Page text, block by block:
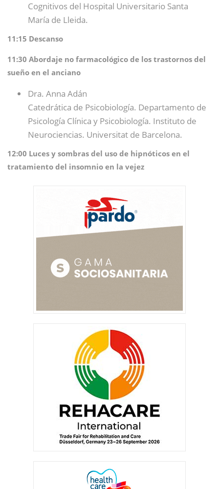
Cognitivos del Hospital Universitario Santa
María de Lleida.
11:15 Descanso
11:30 Abordaje no farmacológico de los trastornos del
sueño en el anciano
Dra. Anna Adán
Catedrática de Psicobiología. Departamento de
Psicología Clínica y Psicobiología. Instituto de
Neurociencias. Universitat de Barcelona.
12:00 Luces y sombras del uso de hipnóticos en el
tratamiento del insomnio en la vejez